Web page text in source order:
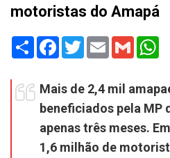
motoristas do Amapá
Share Facebook
TwitterEmail Gmail
Mais de 2,4 mil
beneficiados pela MP
apenas três meses.
1,6 milhão de